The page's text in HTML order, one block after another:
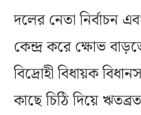
দলের নেতা নির্বাচন
কেন্দ্র করে ক্ষোভ
বিদ্রোহী বিধায়ক
কাছে চিঠি দিয়ে